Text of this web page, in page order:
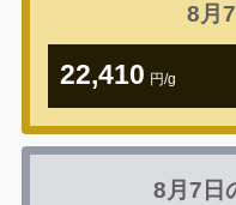
8月
22,410 円/g
8月7日